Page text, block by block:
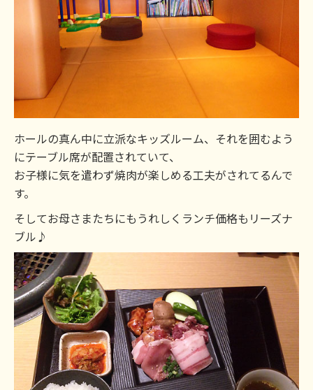
ホールの真ん中に立派なキッズルーム、それを囲むよう
にテーブル席が配置されていて、
お子様に気を遣わず焼肉が楽しめる工夫がされてるんで
す。
そしてお母さまたちにもうれしくランチ価格もリーズナ
ブル♪